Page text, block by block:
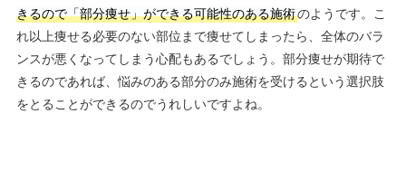
きるので「部分痩せ」ができる可能性のある施術のようです。こ
れ以上痩せる必要のない部位まで痩せてしまったら、全体のバラ
ンスが悪くなってしまう心配もあるでしょう。部分痩せが期待で
きるのであれば、悩みのある部分のみ施術を受けるという選択肢
をとることができるのでうれしいですよね。